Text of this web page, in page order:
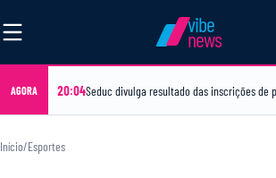
vibe
news
AGORA 20:04
Início/Esportes